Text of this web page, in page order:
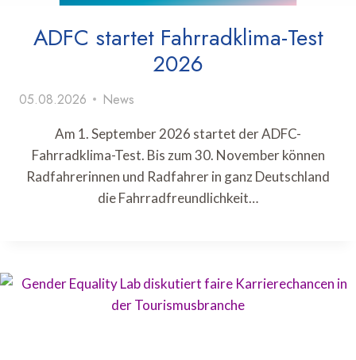
ADFC startet Fahrradklima-Test
2026
05.08.2026 News
Am 1. September 2026 startet der ADFC-
Fahrradklima-Test. Bis zum 30. November können
Radfahrerinnen und Radfahrer in ganz Deutschland
die Fahrradfreundlichkeit…